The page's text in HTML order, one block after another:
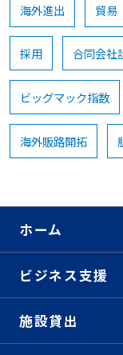
海外進出 貿易
採用 合同会社
ビッグマック指数
海外販路開拓
ホーム
ビジネス支援
施設貸出